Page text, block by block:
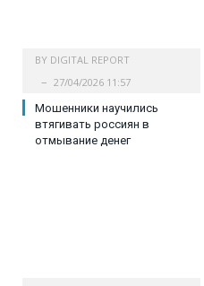
BY DIGITAL REPORT
27/04/2026 11:57
Мошенники научились
втягивать россиян в
отмывание денег